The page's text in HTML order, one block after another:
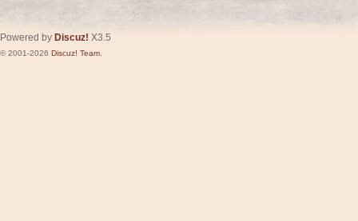
Powered by Discuz! X3.5
© 2001-2026 Discuz! Team